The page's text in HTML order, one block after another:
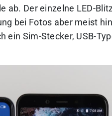
ab. Der einzelne LED-
bei Fotos aber meist
ein Sim-Stecker, USB-